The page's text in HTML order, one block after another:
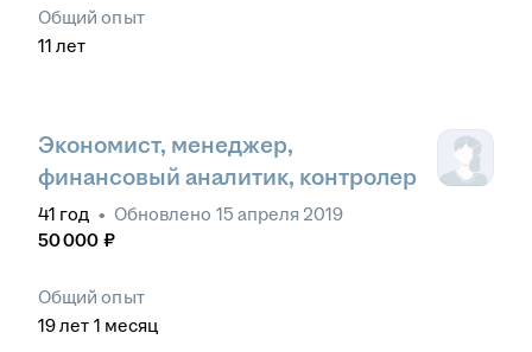
Общий опыт
11 лет
Экономист, менеджер,
финансовый аналитик, контролер
41 год • Обновлено 15 апреля 2019
50 000 ₽
Общий опыт
19лет 1 месяц